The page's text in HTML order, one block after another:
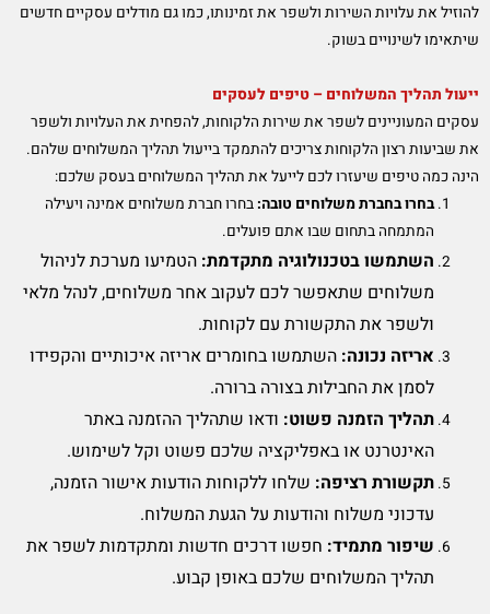
להוזיל את עלויות השירות ולשפר את זמינותו, כמו גם מודלים עסקיים חדשים
שיתאימו לשינויים בשוק.
ייעול תהליך המשלוחים – טיפים לעסקים
עסקים המעוניינים לשפר את שירות הלקוחות, להפחית את העלויות ולשפר
את שביעות רצון הלקוחות צריכים להתמקד בייעול תהליך המשלוחים שלהם.
הינה כמה טיפים שיעזרו לכם לייעל את תהליך המשלוחים בעסק שלכם:
בחרו בחברת משלוחים טובה: בחרו חברת משלוחים אמינה ויעילה
המתמחה בתחום שבו אתם פועלים.
השתמשו בטכנולוגיה מתקדמת: הטמיעו מערכת לניהול
משלוחים שתאפשר לכם לעקוב אחר משלוחים, לנהל מלאי
ולשפר את התקשורת עם לקוחות.
אריזה נכונה: השתמשו בחומרים אריזה איכותיים והקפידו
לסמן את החבילות בצורה ברורה.
תהליך הזמנה פשוט: ודאו שתהליך ההזמנה באתר
האינטרנט או באפליקציה שלכם פשוט וקל לשימוש.
תקשורת רציפה: שלחו ללקוחות הודעות אישור הזמנה,
עדכוני משלוח והודעות על הגעת המשלוח.
שיפור מתמיד: חפשו דרכים חדשות ומתקדמות לשפר את
תהליך המשלוחים שלכם באופן קבוע.